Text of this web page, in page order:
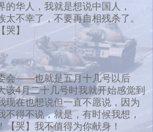
的华人，我就是想说中国人，
太不幸了，不要再自相残杀了。
】
会——也就是五月十几号以后
4月二十几号时我就开始感觉到
现在也想说但一直不愿说，因为
不得不说，就是，有时候我想，
哭】我不值得为你献身！